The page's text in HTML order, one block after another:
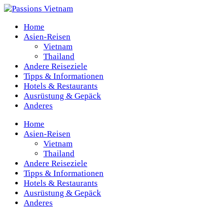
Home
Asien-Reisen
Vietnam
Thailand
Andere Reiseziele
Tipps & Informationen
Hotels & Restaurants
Ausrüstung & Gepäck
Anderes
Home
Asien-Reisen
Vietnam
Thailand
Andere Reiseziele
Tipps & Informationen
Hotels & Restaurants
Ausrüstung & Gepäck
Anderes